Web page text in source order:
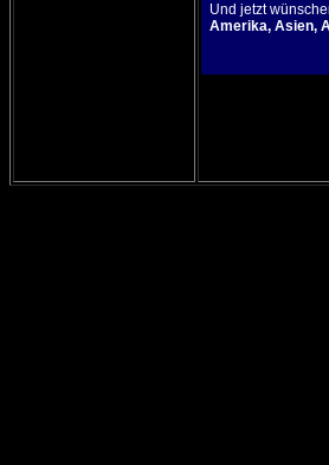
Und jetzt
Amerika,Asien,